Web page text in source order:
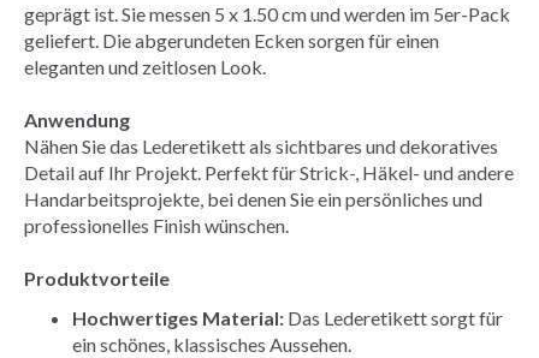
geprägt ist. Sie messen 5 x 1.50 cm und werden im 5er-Pack
geliefert. Die abgerundeten Ecken sorgen für einen
eleganten und zeitlosen Look.
Anwendung
Nähen Sie das Lederetikett als sichtbares und dekoratives
Detail auf Ihr Projekt. Perfekt für Strick-, Häkel- und andere
Handarbeitsprojekte, bei denen Sie ein persönliches und
professionelles Finish wünschen.
Produktvorteile
Hochwertiges Material: Das Lederetikett sorgt für
ein schönes, klassisches Aussehen.